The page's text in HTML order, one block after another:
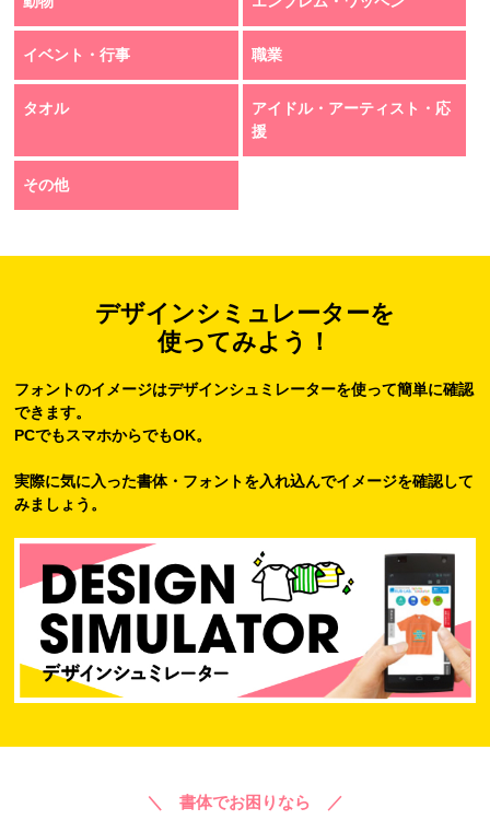
イベント・行事 職業
タオル
アイドル・アーティスト・応
援
その他
デザインシミュレーターを
使ってみよう！
フォントのイメージはデザインシュミレーターを使って簡単に確認
できます。
PCでもスマホからでもOK。
実際に気に入った書体・フォントを入れ込んでイメージを確認して
みましょう。
＼ 書体でお困りなら ／